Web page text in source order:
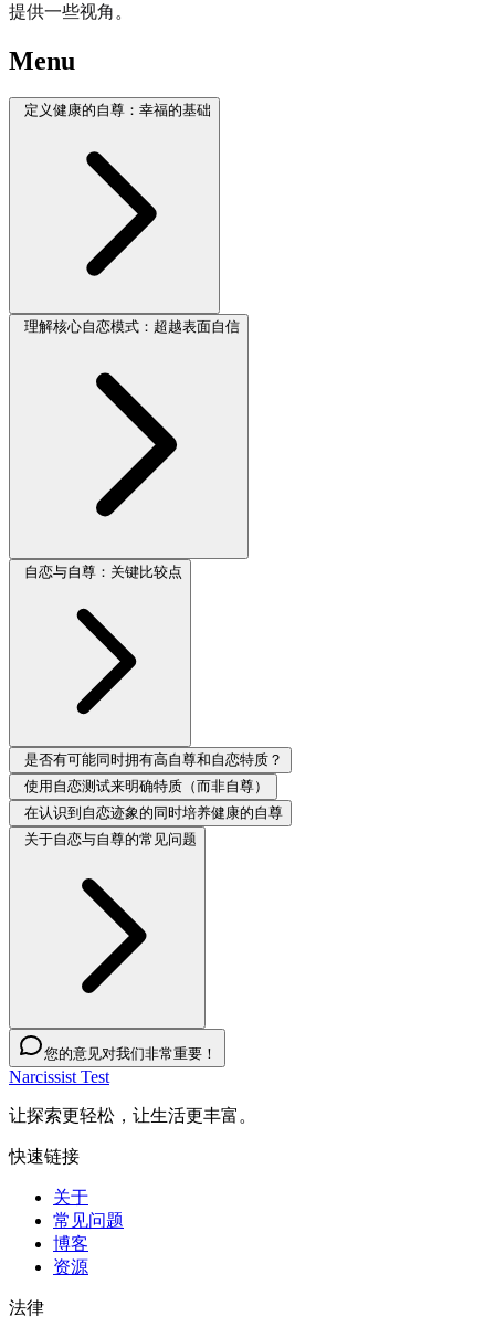
提供一些视角。
Menu
定义健康的自尊：幸福的基础
理解核心自恋模式：超越表面自信
自恋与自尊：关键比较点
是否有可能同时拥有高自尊和自恋特质？
使用自恋测试来明确特质（而非自尊）
在认识到自恋迹象的同时培养健康的自尊
关于自恋与自尊的常见问题
您的意见对我们非常重要！
Narcissist Test
让探索更轻松，让生活更丰富。
快速链接
关于
常见问题
博客
资源
法律